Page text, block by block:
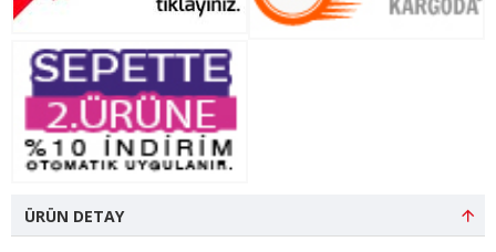
ÜRÜN DETAY